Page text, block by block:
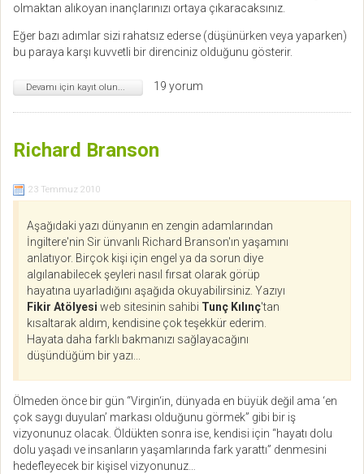
olmaktan alıkoyan inançlarınızı ortaya çıkaracaksınız.
Eğer bazı adımlar sizi rahatsız ederse (düşünürken veya yaparken)
bu paraya karşı kuvvetli bir direnciniz olduğunu gösterir.
Devamı için kayıt olun... 19 yorum
Richard Branson
23 Temmuz 2010
Aşağıdaki yazı dünyanın en zengin adamlarından
İngiltere'nin Sir ünvanlı Richard Branson'ın yaşamını
anlatıyor. Birçok kişi için engel ya da sorun diye
algılanabilecek şeyleri nasıl fırsat olarak görüp
hayatına uyarladığını aşağıda okuyabilirsiniz. Yazıyı
Fikir Atölyesi web sitesinin sahibi Tunç Kılınç'tan
kısaltarak aldım, kendisine çok teşekkür ederim.
Hayata daha farklı bakmanızı sağlayacağını
düşündüğüm bir yazı...
Ölmeden önce bir gün “Virgin‘in, dünyada en büyük değil ama ‘en
çok saygı duyulan’ markası olduğunu görmek” gibi bir iş
vizyonunuz olacak. Öldükten sonra ise, kendisi için “hayatı dolu
dolu yaşadı ve insanların yaşamlarında fark yarattı” denmesini
hedefleyecek bir kişisel vizyonunuz…